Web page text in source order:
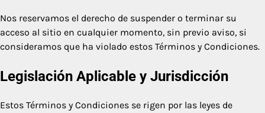
Nos reservamos el derecho de suspender o terminar su
acceso al sitio en cualquier momento, sin previo aviso, si
consideramos que ha violado estos Términos y Condiciones.
Legislación Aplicable y Jurisdicción
Estos Términos y Condiciones se rigen por las leyes de